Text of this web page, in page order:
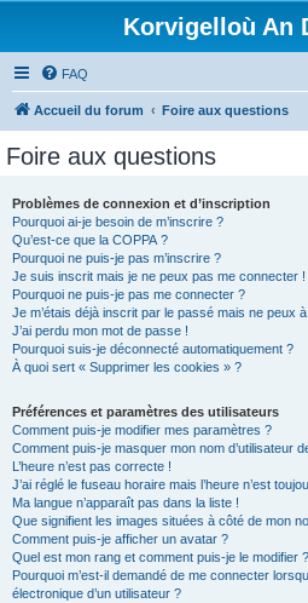
Korvigelloù An
FAQ
Accueil du forum Foire aux questions
Foire aux questions
Problèmes de connexion et d’inscription
Pourquoi ai-je besoin de m’inscrire ?
Qu’est-ce que la COPPA ?
Pourquoi ne puis-je pas m’inscrire ?
Je suis inscrit mais je ne peux pas me connecter !
Pourquoi ne puis-je pas me connecter ?
Je m’étais déjà inscrit par le passé mais ne peux
J’ai perdu mon mot de passe !
Pourquoi suis-je déconnecté automatiquement ?
À quoi sert « Supprimer les cookies » ?
Préférences et paramètres des utilisateurs
Comment puis-je modifier mes paramètres ?
Comment puis-je masquer mon nom d’utilisateur
L’heure n’est pas correcte !
J’ai réglé le fuseau horaire mais l’heure n’est
Ma langue n’apparaît pas dans la liste !
Que signifient les images situées à côté de mon
Comment puis-je afficher un avatar ?
Quel est mon rang et comment puis-je le modifier ?
Pourquoi m’est-il demandé de me connecter
électronique d’un utilisateur ?